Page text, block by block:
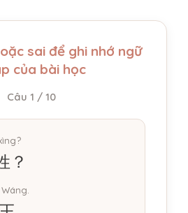
sai để ghi nhớ ngữ
của bài học
Câu 1 / 10
？
Wáng.